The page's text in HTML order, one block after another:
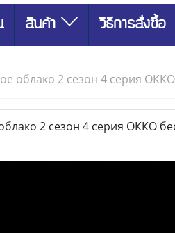
สินค้า วิธีการสั่งซื้อ
облако 2 сезон 4 серия
2 сезон 4 серия ОККО